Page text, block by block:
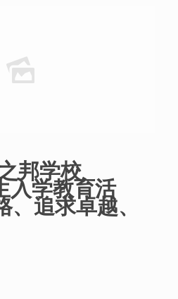
邦学校
入学教育活
追求卓越、